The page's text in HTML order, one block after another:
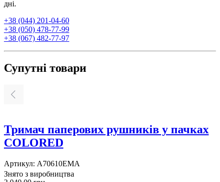
дні.
+38 (044) 201-04-60
+38 (050) 478-77-99
+38 (067) 482-77-97
Супутні товари
Тримач паперових рушників у пачках
COLORED
Артикул: A70610EMA
Знято з виробництва